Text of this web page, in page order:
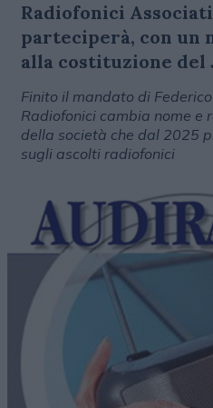
Radiofonici
parteciperà, con un
alla costituzione del
Finito il mandato di
Radiofonici cambia nome e
della società che dal 2025
sugli ascolti radiofonici